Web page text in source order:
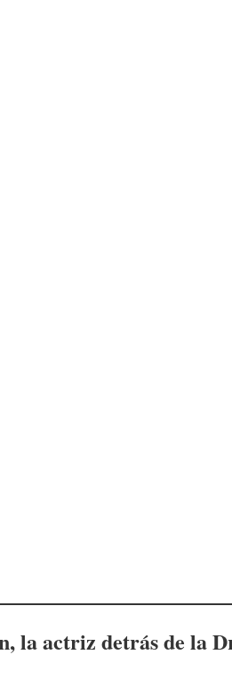
la actriz detrás de la